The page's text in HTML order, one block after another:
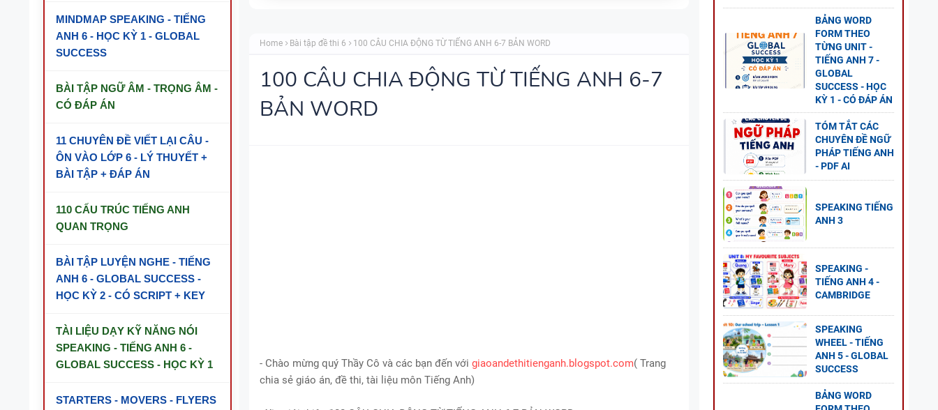
MINDMAP SPEAKING - TIẾNG
ANH 6 - HỌC KỲ 1 - GLOBAL
SUCCESS
BÀI TẬP NGỮ ÂM - TRỌNG ÂM -
CÓ ĐÁP ÁN
11 CHUYÊN ĐỀ VIẾT LẠI CÂU -
ÔN VÀO LỚP 6 - LÝ THUYẾT +
BÀI TẬP + ĐÁP ÁN
110 CẤU TRÚC TIẾNG ANH
QUAN TRỌNG
BÀI TẬP LUYỆN NGHE - TIẾNG
ANH 6 - GLOBAL SUCCESS -
HỌC KỲ 2 - CÓ SCRIPT + KEY
TÀI LIỆU DẠY KỸ NĂNG NÓI
SPEAKING - TIẾNG ANH 6 -
GLOBAL SUCCESS - HỌC KỲ 1
STARTERS - MOVERS - FLYERS
SPEAKING WHEEL - TIẾNG ANH 5 -
GLOBAL SUCCESS
MINDMAP SPEAKING - TIẾNG ANH
Home Bài tập đề thi 6 100 CÂU CHIA ĐỘNG TỪ TIẾNG ANH 6-7 BẢN WORD
100 CÂU CHIA ĐỘNG TỪ TIẾNG ANH 6-7
BẢN WORD
- Chào mừng quý Thầy Cô và các bạn đến với giaoandethitienganh.blogspot.com( Trang
chia sẻ giáo án, đề thi, tài liệu môn Tiếng Anh)
BẢNG WORD
FORM THEO
TỪNG UNIT -
TIẾNG ANH 7 -
GLOBAL
SUCCESS - HỌC
KỲ 1 - CÓ ĐÁP ÁN
TÓM TẮT CÁC
CHUYÊN ĐỀ NGỮ
PHÁP TIẾNG ANH
- PDF AI
SPEAKING TIẾNG
ANH 3
SPEAKING -
TIẾNG ANH 4 -
CAMBRIDGE
SPEAKING
WHEEL - TIẾNG
ANH 5 - GLOBAL
SUCCESS
BẢNG WORD